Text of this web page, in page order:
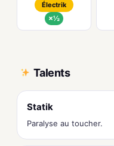
Électrik
×½
Talents
Statik
Paralyse au toucher.